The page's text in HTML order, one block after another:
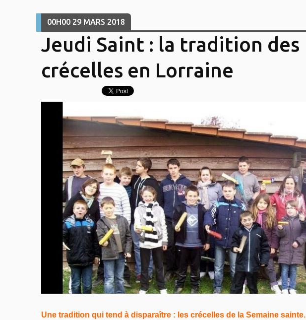
00H00 29 MARS 2018
Jeudi Saint : la tradition des
crécelles en Lorraine
Une tradition qui tend à disparaître : les crécelles de la Semaine sainte.